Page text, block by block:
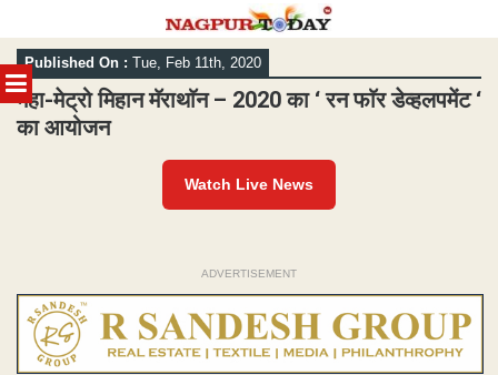
MENU
Skip
to
content
Published On : Tue, Feb 11th, 2020
महा-मेट्रो मिहान मॅराथाॅन – 2020 का ‘ रन फाॅर डेव्हलपमेंट ‘
का आयोजन
Watch Live News
ADVERTISEMENT